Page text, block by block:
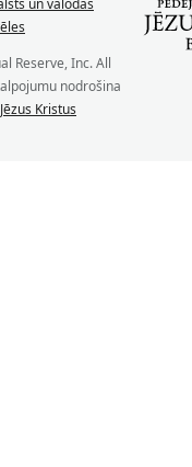
un valodas
Reserve, Inc. All
nodrošina
Kristus